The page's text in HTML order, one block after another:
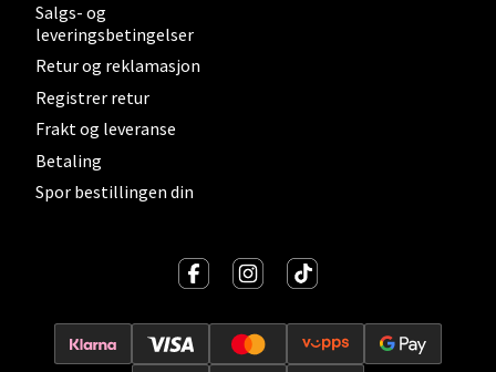
Salgs- og
leveringsbetingelser
Retur og reklamasjon
Registrer retur
Frakt og leveranse
Betaling
Spor bestillingen din
Oslo - Thon Senter Storo
Vitaminveien 7 - 9, 0485 Oslo
Åpent i dag 10-21
0 i butikk
Lillehammer - Strandtorget